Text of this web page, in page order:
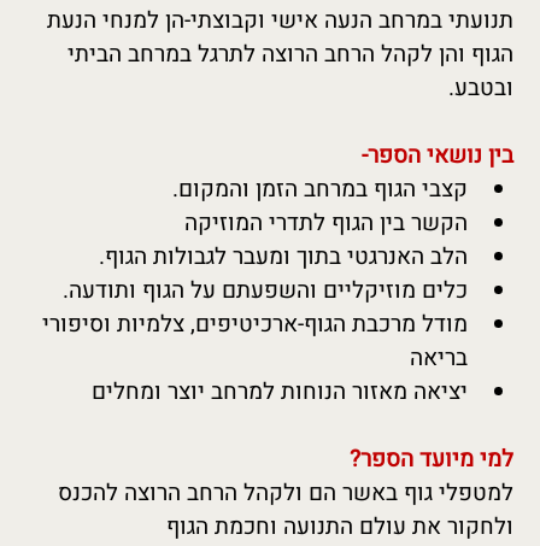
תנועתי במרחב הנעה אישי וקבוצתי-הן למנחי הנעת
הגוף והן לקהל הרחב הרוצה לתרגל במרחב הביתי
ובטבע.
בין נושאי הספר-
קצבי הגוף במרחב הזמן והמקום.
הקשר בין הגוף לתדרי המוזיקה
הלב האנרגטי בתוך ומעבר לגבולות הגוף.
כלים מוזיקליים והשפעתם על הגוף ותודעה.
מודל מרכבת הגוף-ארכיטיפים, צלמיות וסיפורי
בריאה
יציאה מאזור הנוחות למרחב יוצר ומחלים
למי מיועד הספר?
למטפלי גוף באשר הם ולקהל הרחב הרוצה להכנס
ולחקור את עולם התנועה וחכמת הגוף